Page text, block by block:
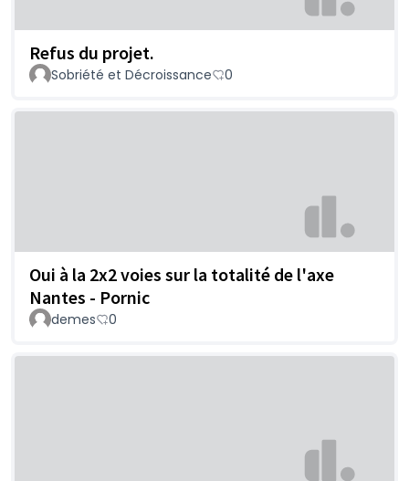
Refus du projet.
Sobriété et Décroissance 0
Oui à la 2x2 voies sur la totalité de l'axe
Nantes - Pornic
demes 0